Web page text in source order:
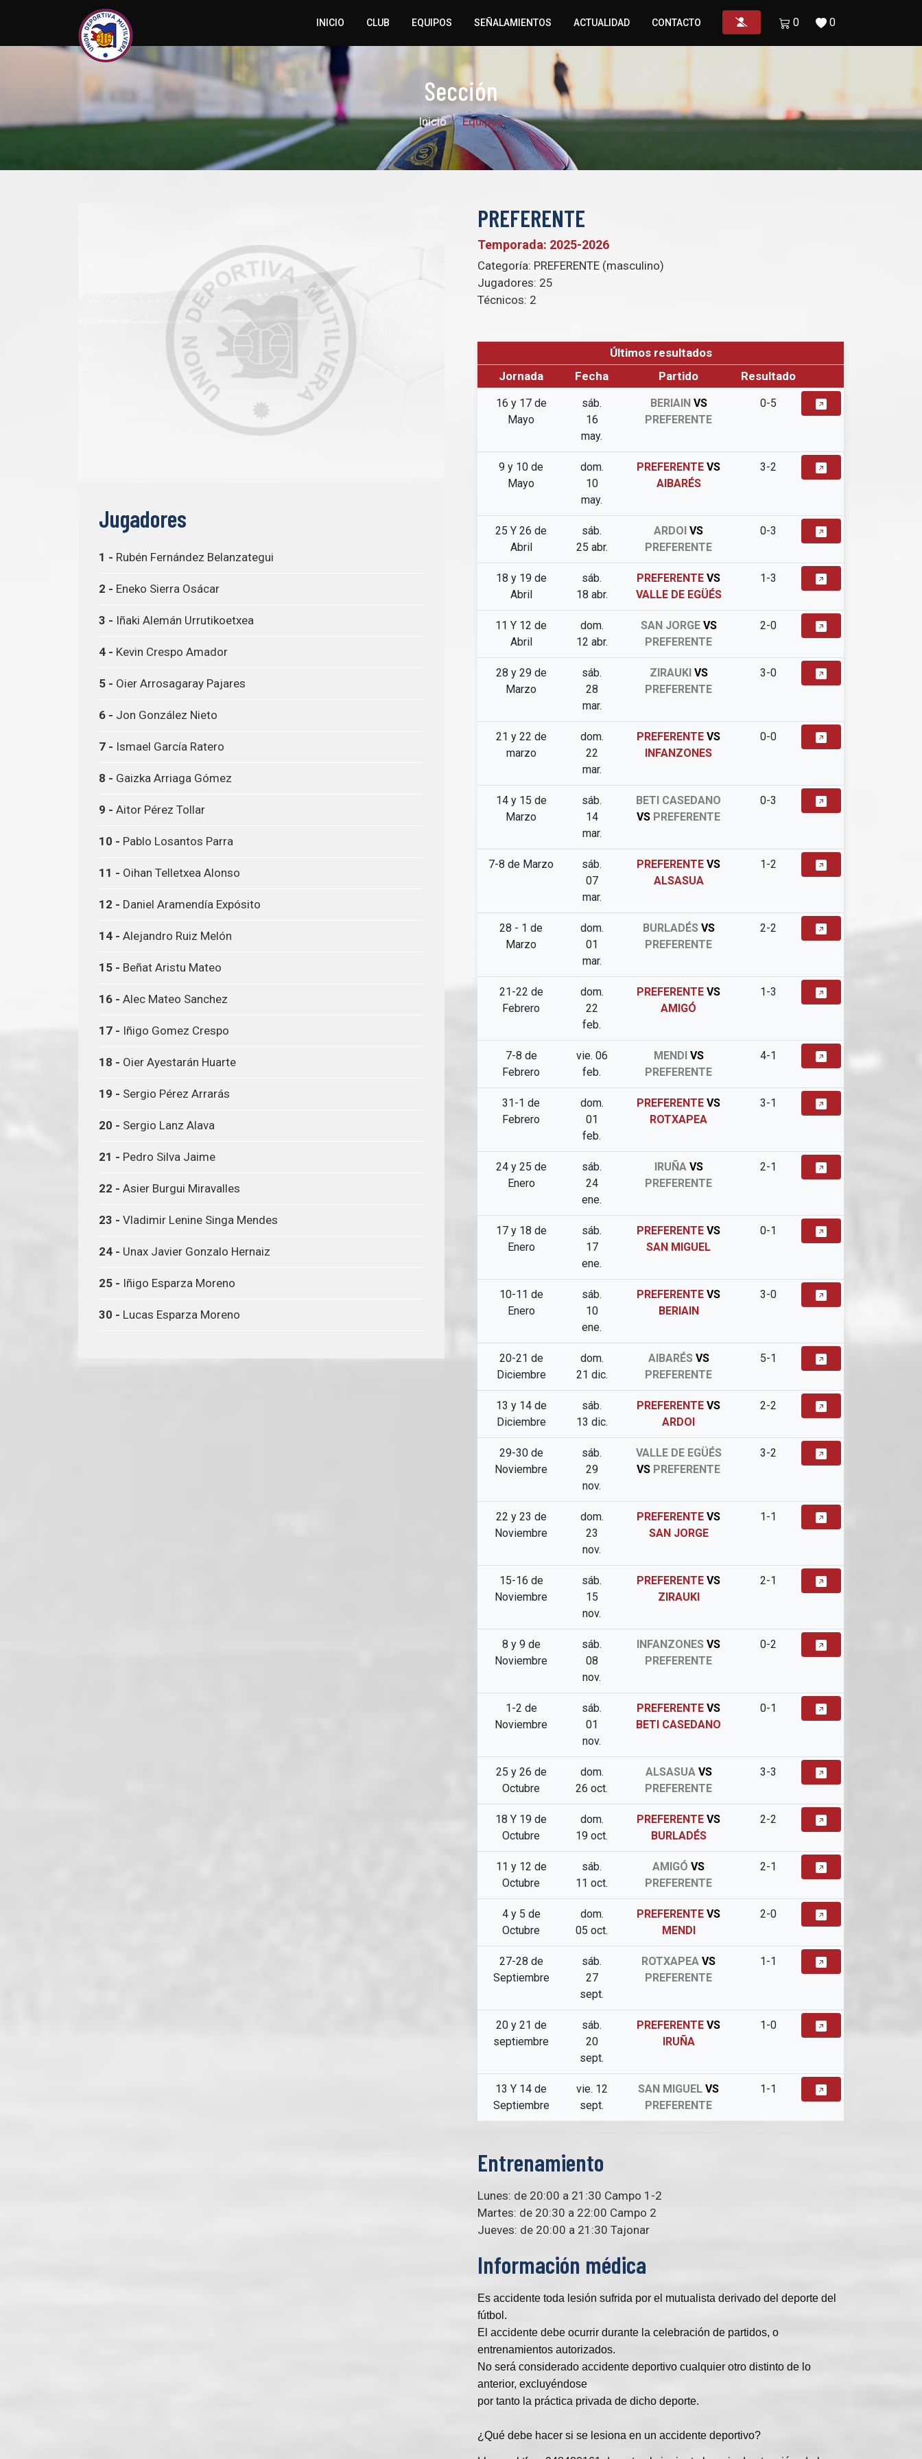
INICIO CLUB EQUIPOS SEÑALAMIENTOS ACTUALIDAD CONTACTO 0 0
Sección
Inicio Equipos
Jugadores
1 - Rubén Fernández Belanzategui
2 - Eneko Sierra Osácar
3 - Iñaki Alemán Urrutikoetxea
4 - Kevin Crespo Amador
5 - Oier Arrosagaray Pajares
6 - Jon González Nieto
7 - Ismael García Ratero
8 - Gaizka Arriaga Gómez
9 - Aitor Pérez Tollar
10 - Pablo Losantos Parra
11 - Oihan Telletxea Alonso
12 - Daniel Aramendía Expósito
14 - Alejandro Ruiz Melón
15 - Beñat Aristu Mateo
16 - Alec Mateo Sanchez
17 - Iñigo Gomez Crespo
18 - Oier Ayestarán Huarte
19 - Sergio Pérez Arrarás
20 - Sergio Lanz Alava
21 - Pedro Silva Jaime
22 - Asier Burgui Miravalles
23 - Vladimir Lenine Singa Mendes
24 - Unax Javier Gonzalo Hernaiz
25 - Iñigo Esparza Moreno
30 - Lucas Esparza Moreno
PREFERENTE
Temporada: 2025-2026
Categoría: PREFERENTE (masculino)
Jugadores: 25
Técnicos: 2
Últimos resultados
Jornada
Fecha Partido Resultado
16 y 17 de
Mayo
sáb.
16
may.
BERIAIN VS
PREFERENTE
0-5
9 y 10 de
Mayo
dom.
10
may.
PREFERENTE VS
AIBARÉS
3-2
25 Y 26 de
Abril
sáb.
25 abr.
ARDOI VS
PREFERENTE
0-3
18 y 19 de
Abril
sáb.
18 abr.
PREFERENTE VS
VALLE DE EGÜÉS
1-3
11 Y 12 de
Abril
dom.
12 abr.
SAN JORGE VS
PREFERENTE
2-0
28 y 29 de
Marzo
sáb.
28
mar.
ZIRAUKI VS
PREFERENTE
3-0
21 y 22 de
marzo
dom.
22
mar.
PREFERENTE VS
INFANZONES
0-0
14 y 15 de
Marzo
sáb.
14
mar.
BETI CASEDANO
VS PREFERENTE
0-3
7-8 de Marzo
sáb.
07
mar.
PREFERENTE VS
ALSASUA
1-2
28 - 1 de
Marzo
dom.
01
mar.
BURLADÉS VS
PREFERENTE
2-2
21-22 de
Febrero
dom.
22
feb.
PREFERENTE VS
AMIGÓ
1-3
7-8 de
Febrero
vie. 06
feb.
MENDI VS
PREFERENTE
4-1
31-1 de
Febrero
dom.
01
feb.
PREFERENTE VS
ROTXAPEA
3-1
24 y 25 de
Enero
sáb.
24
ene.
IRUÑA VS
PREFERENTE
2-1
17 y 18 de
Enero
sáb.
17
ene.
PREFERENTE VS
SAN MIGUEL
0-1
10-11 de
Enero
sáb.
10
ene.
PREFERENTE VS
BERIAIN
3-0
20-21 de
Diciembre
dom.
21 dic.
AIBARÉS VS
PREFERENTE
5-1
13 y 14 de
Diciembre
sáb.
13 dic.
PREFERENTE VS
ARDOI
2-2
29-30 de
Noviembre
sáb.
29
nov.
VALLE DE EGÜÉS
VS PREFERENTE
3-2
22 y 23 de
Noviembre
dom.
23
nov.
PREFERENTE VS
SAN JORGE
1-1
15-16 de
Noviembre
sáb.
15
nov.
PREFERENTE VS
ZIRAUKI
2-1
8 y 9 de
Noviembre
sáb.
08
nov.
INFANZONES VS
PREFERENTE
0-2
1-2 de
Noviembre
sáb.
01
nov.
PREFERENTE VS
BETI CASEDANO
0-1
25 y 26 de
Octubre
dom.
26 oct.
ALSASUA VS
PREFERENTE
3-3
18 Y 19 de
Octubre
dom.
19 oct.
PREFERENTE VS
BURLADÉS
2-2
11 y 12 de
Octubre
sáb.
11 oct.
AMIGÓ VS
PREFERENTE
2-1
4 y 5 de
Octubre
dom.
05 oct.
PREFERENTE VS
MENDI
2-0
27-28 de
Septiembre
sáb.
27
sept.
ROTXAPEA VS
PREFERENTE
1-1
20 y 21 de
septiembre
sáb.
20
sept.
PREFERENTE VS
IRUÑA
1-0
13 Y 14 de
Septiembre
vie. 12
sept.
SAN MIGUEL VS
PREFERENTE
1-1
Entrenamiento
Lunes: de 20:00 a 21:30 Campo 1-2
Martes: de 20:30 a 22:00 Campo 2
Jueves: de 20:00 a 21:30 Tajonar
Información médica
Es accidente toda lesión sufrida por el mutualista derivado del deporte del
fútbol.
El accidente debe ocurrir durante la celebración de partidos, o
entrenamientos autorizados.
No será considerado accidente deportivo cualquier otro distinto de lo
anterior, excluyéndose
por tanto la práctica privada de dicho deporte.
¿Qué debe hacer si se lesiona en un accidente deportivo?